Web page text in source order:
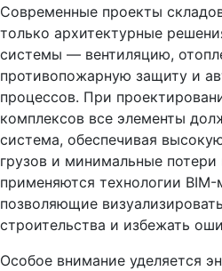
Современные проекты
только архитектурные
системы — вентиляцию,
противопожарную защиту и
процессов. При
комплексов все элементы
система, обеспечивая
грузов и минимальные
применяются технологии
позволяющие
строительства и избежать
Особое внимание уделяется